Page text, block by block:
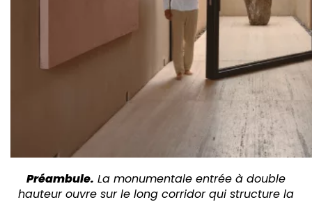
Préambule. La monumentale entrée à double
hauteur ouvre sur le long corridor qui structure la